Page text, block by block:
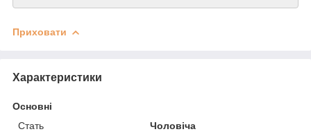
Приховати
Характеристики
Основні
Стать
Чоловіча